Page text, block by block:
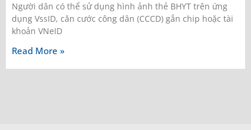
Người dân có thể sử dụng hình ảnh thẻ BHYT trên ứng
dụng VssID, căn cước công dân (CCCD) gắn chip hoặc tài
khoản VNeID
Read More »